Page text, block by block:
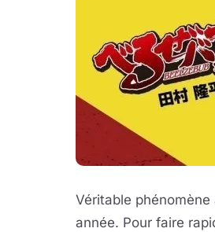
Véritable phénomène
année. Pour faire